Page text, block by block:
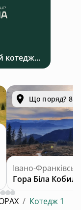
Park Verkhovyna - інвестиційний котеджний комплекс біля Верховини в Карпатах
Що поряд? 8.6
Івано-
Гора Біла Кобила
/ Котедж 1